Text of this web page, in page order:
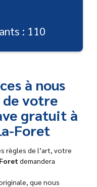
: 110
à nous
de votre
gratuit à
Foret
règles de l’art, votre
demandera
que nous